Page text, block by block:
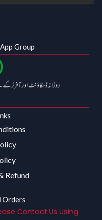
Group
روزانہ ڈسکاؤنٹ اور آفرز
Refund
Orders
Contact Us Using